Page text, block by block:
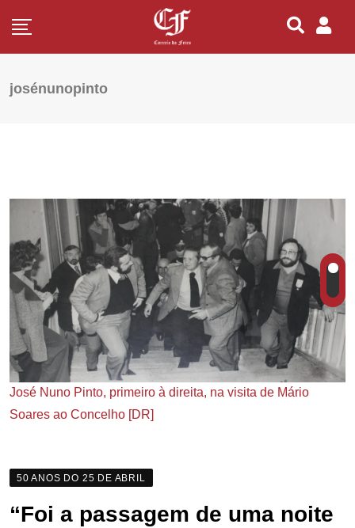
josénunopinto
José Nuno Pinto, primeiro à direita, na visita de Mário
Soares ao Concelho [DR]
50 ANOS DO 25 DE ABRIL
“Foi a passagem de uma noite